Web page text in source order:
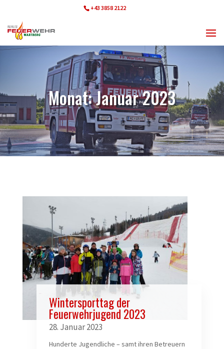
+43 3858 2122
Monat:Januar 2023
Wintersporttag der
Feuerwehrjugend 2023
28. Januar 2023
Hunderte Jugendliche – samt ihren Betreuern